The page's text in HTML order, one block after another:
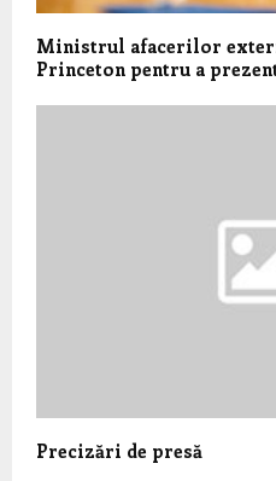
Ministrul afacerilor
Princeton pentru a
Precizări de presă